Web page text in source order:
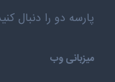
پارسه دو را دنبال
میزبانی وب